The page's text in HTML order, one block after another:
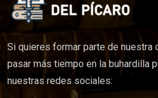
Si quieres formar parte de nuestra
pasar más tiempo en la buhardilla
nuestras redes sociales: